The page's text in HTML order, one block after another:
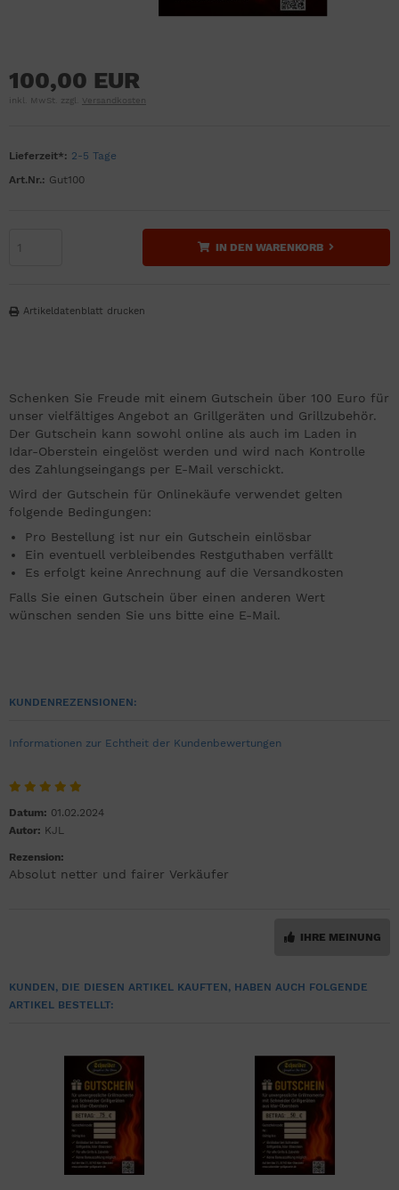
100,00 EUR
inkl. MwSt. zzgl. Versandkosten
Lieferzeit*: 2-5 Tage
Art.Nr.: Gut100
IN DEN WARENKORB
Artikeldatenblatt drucken
Schenken Sie Freude mit einem Gutschein über 100 Euro für
unser vielfältiges Angebot an Grillgeräten und Grillzubehör.
Der Gutschein kann sowohl online als auch im Laden in
Idar-Oberstein eingelöst werden und wird nach Kontrolle
des Zahlungseingangs per E-Mail verschickt.
Wird der Gutschein für Onlinekäufe verwendet gelten
folgende Bedingungen:
Pro Bestellung ist nur ein Gutschein einlösbar
Ein eventuell verbleibendes Restguthaben verfällt
Es erfolgt keine Anrechnung auf die Versandkosten
Falls Sie einen Gutschein über einen anderen Wert
wünschen senden Sie uns bitte eine E-Mail.
KUNDENREZENSIONEN:
Informationen zur Echtheit der Kundenbewertungen
Datum: 01.02.2024
Autor: KJL
Rezension:
Absolut netter und fairer Verkäufer
IHRE MEINUNG
KUNDEN, DIE DIESEN ARTIKEL KAUFTEN, HABEN AUCH FOLGENDE
ARTIKEL BESTELLT: